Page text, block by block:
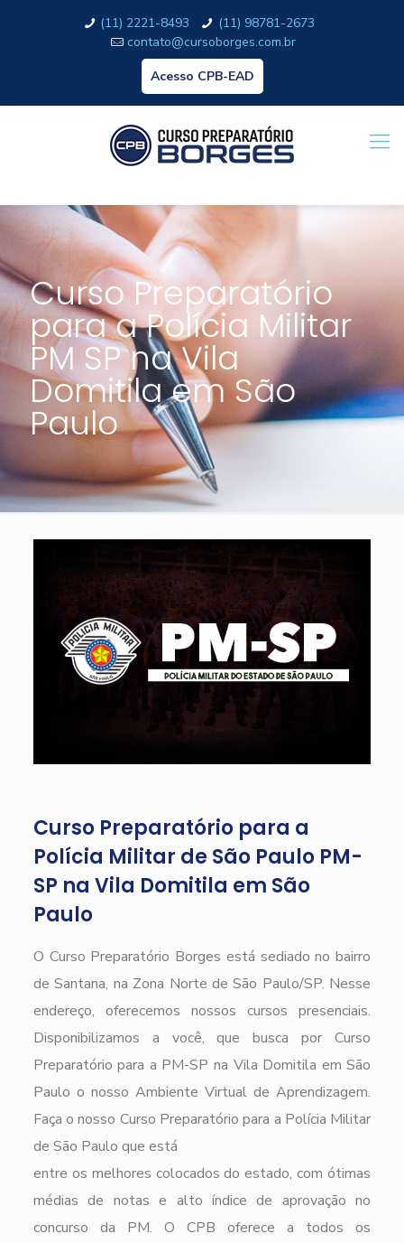
(11) 2221-8493
(11) 98781-2673
contato@cursoborges.com.br
Acesso CPB-EAD
Curso Preparatório
para a Polícia Militar
PM SP na Vila
Domitila em São
Paulo
Curso Preparatório para a
Polícia Militar de São Paulo PM-
SP na Vila Domitila em São
Paulo
O Curso Preparatório Borges está sediado no bairro
de Santana, na Zona Norte de São Paulo/SP. Nesse
endereço, oferecemos nossos cursos presenciais.
Disponibilizamos a você, que busca por Curso
Preparatório para a PM-SP na Vila Domitila em São
Paulo o nosso Ambiente Virtual de Aprendizagem.
Faça o nosso Curso Preparatório para a Polícia Militar
de São Paulo que está
entre os melhores colocados do estado, com ótimas
médias de notas e alto índice de aprovação no
concurso da PM. O CPB oferece a todos os